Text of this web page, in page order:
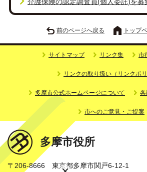
介護保険の認定調査員(個人委託)を募
前のページへ戻る トップ
サイトマップ リンク集 市
リンクの取り扱い（リンクポリ
多摩市公式ホームページについて
市へのご意見・ご提案
多摩市役所
〒206-8666 東京都多摩市関戸6-12-1